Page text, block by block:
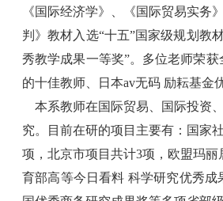
《国际经济学》、《国际贸易实
判》教材入选“十五”国家级规划教材
秀教学成果一等奖”。多位老师荣获
的十佳教师、日本av无码 励耘基金
本系教师在国际贸易、国际投资
究。目前在研的项目主要有：国家
项，北京市项目共计3项，欧盟玛丽
育部高等今日看料 科学研究优秀成